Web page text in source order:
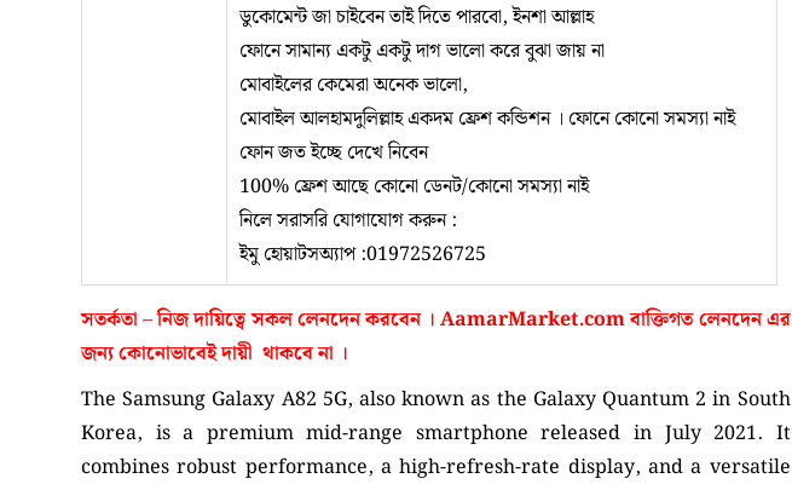
ডুকোমেন্ট জা চাইবেন তাই দিতে পারবো, ইনশা আল্লাহ
ফোনে সামান্য একটু একটু দাগ ভালো করে বুঝা জায় না
মোবাইলের কেমেরা অনেক ভালো,
মোবাইল আলহামদুলিল্লাহ একদম ফ্রেশ কন্ডিশন । ফোনে কোনো সমস্যা নাই
ফোন জত ইচ্ছে দেখে নিবেন
100% ফ্রেশ আছে কোনো ডেনট/কোনো সমস্যা নাই
নিলে সরাসরি যোগাযোগ করুন :
ইমু হোয়াটসঅ্যাপ :01972526725
সতর্কতা – নিজ দায়িত্বে সকল লেনদেন করবেন ।AamarMarket.comবাক্তিগত লেনদেন এর
জন্য কোনোভাবেইদায়ী থাকবে না ।
The Samsung Galaxy A82 5G, also known as the Galaxy Quantum 2 in South
Korea, is a premium mid-range smartphone released in July 2021. It
combines robust performance, a high-refresh-rate display, and a versatile